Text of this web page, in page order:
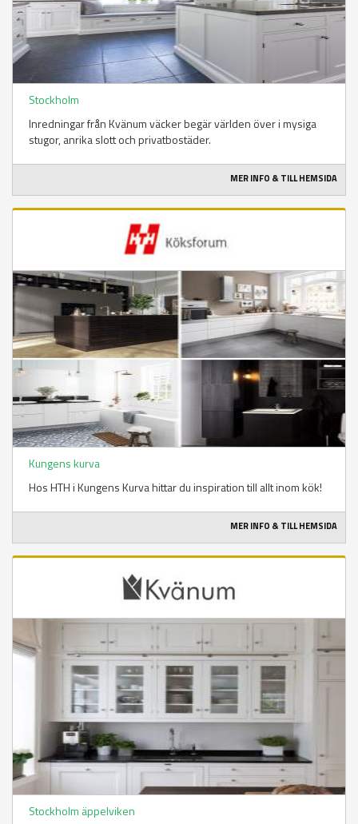
Stockholm
Inredningar från Kvänum väcker begär världen över i mysiga
stugor, anrika slott och privatbostäder.
MER INFO & TILL HEMSIDA
Kungens kurva
Hos HTH i Kungens Kurva hittar du inspiration till allt inom kök!
MER INFO & TILL HEMSIDA
Stockholm äppelviken